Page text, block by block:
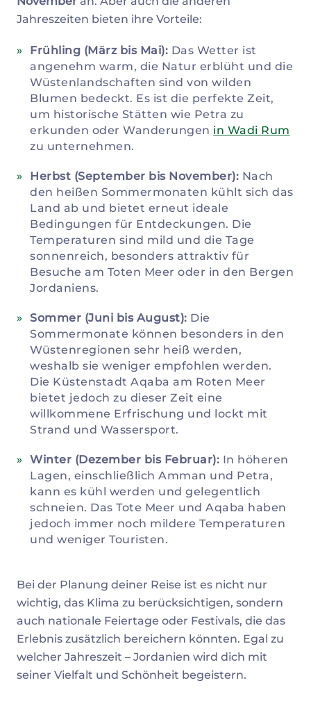
Jahreszeiten bieten ihre Vorteile:
Frühling (März bis Mai): Das Wetter ist
angenehm warm, die Natur erblüht und die
Wüstenlandschaften sind von wilden
Blumen bedeckt. Es ist die perfekte Zeit,
um historische Stätten wie Petra zu
erkunden oder Wanderungen in Wadi Rum
zu unternehmen.
Herbst (September bis November): Nach
den heißen Sommermonaten kühlt sich das
Land ab und bietet erneut ideale
Bedingungen für Entdeckungen. Die
Temperaturen sind mild und die Tage
sonnenreich, besonders attraktiv für
Besuche am Toten Meer oder in den Bergen
Jordaniens.
Sommer (Juni bis August): Die
Sommermonate können besonders in den
Wüstenregionen sehr heiß werden,
weshalb sie weniger empfohlen werden.
Die Küstenstadt Aqaba am Roten Meer
bietet jedoch zu dieser Zeit eine
willkommene Erfrischung und lockt mit
Strand und Wassersport.
Winter (Dezember bis Februar): In höheren
Lagen, einschließlich Amman und Petra,
kann es kühl werden und gelegentlich
schneien. Das Tote Meer und Aqaba haben
jedoch immer noch mildere Temperaturen
und weniger Touristen.
Bei der Planung deiner Reise ist es nicht nur
wichtig, das Klima zu berücksichtigen, sondern
auch nationale Feiertage oder Festivals, die das
Erlebnis zusätzlich bereichern könnten. Egal zu
welcher Jahreszeit – Jordanien wird dich mit
seiner Vielfalt und Schönheit begeistern.